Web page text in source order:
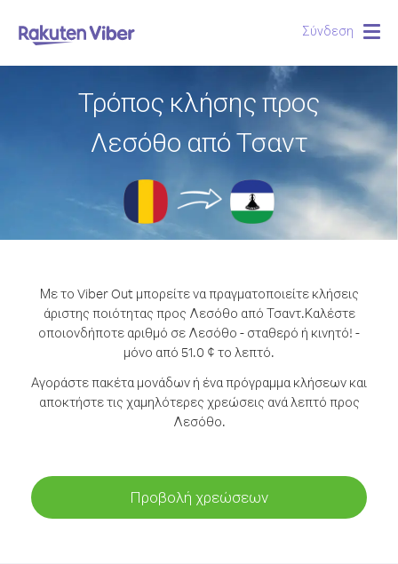
Σύνδεση
Τρόπος κλήσης προς
Λεσόθο από Τσαντ
Με το Viber Out μπορείτε να πραγματοποιείτε κλήσεις
άριστης ποιότητας προς Λεσόθο από Τσαντ.Καλέστε
οποιονδήποτε αριθμό σε Λεσόθο - σταθερό ή κινητό! -
μόνο από 51.0 ¢ το λεπτό.
Αγοράστε πακέτα μονάδων ή ένα πρόγραμμα κλήσεων και
αποκτήστε τις χαμηλότερες χρεώσεις ανά λεπτό προς
Λεσόθο.
Προβολή χρεώσεων